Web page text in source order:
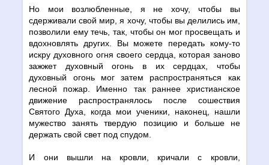
Но мои возлюбленные, я не хочу, чтобы вы
сдерживали свой мир, я хочу, чтобы вы делились им,
позволили ему течь, так, чтобы он мог просвещать и
вдохновлять других. Вы можете передать кому-то
искру духовного огня своего сердца, которая заново
зажжет духовный огонь в их сердцах, чтобы
духовный огонь мог затем распространяться как
лесной пожар. Именно так раннее христианское
движение распространялось после сошествия
Святого Духа, когда мои ученики, наконец, нашли
мужество занять твердую позицию и больше не
держать свой свет под спудом.
И они вышли на кровли, кричали с кровли,